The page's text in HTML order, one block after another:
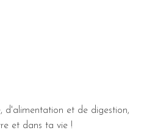
d'alimentation et de digestion,
et dans ta vie !